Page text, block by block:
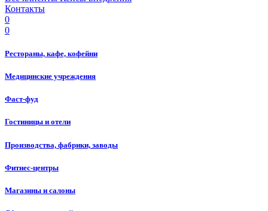
Контакты
0
0
Рестораны, кафе, кофейни
Медицинские учреждения
Фаст-фуд
Гостиницы и отели
Производства, фабрики, заводы
Фитнес-центры
Магазины и салоны